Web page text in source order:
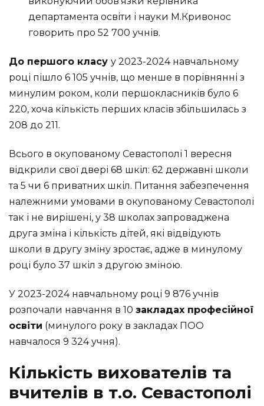
департамента освіти і науки М.Кривонос
говорить про 52 700 учнів.
До першого класу у 2023-2024 навчальному
році пішло 6 105 учнів, що менше в порівнянні з
минулим роком, коли першокласників було 6
220, хоча кількість перших класів збільшилась з
208 до 211.
Всього в окупованому Севастополі 1 вересня
відкрили свої двері 68 шкіл: 62 державні школи
та 5 чи 6 приватних шкіл. Питання забезпечення
належними умовами в окупованому Севастополі
так і не вирішені, у 38 школах запроваджена
друга зміна і кількість дітей, які відвідують
школи в другу зміну зростає, адже в минулому
році було 37 шкіл з другою зміною.
У 2023-2024 навчальному році 9 876 учнів
розпочали навчання в 10 закладах професійної
освіти (минулого року в закладах ПОО
навчалося 9 324 учня).
Кількість вихователів та
вчителів в т.о. Севастополі